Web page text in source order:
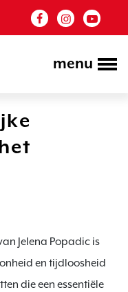
menu
Jelena Popadic is
en tijdloosheid
die een essentiële